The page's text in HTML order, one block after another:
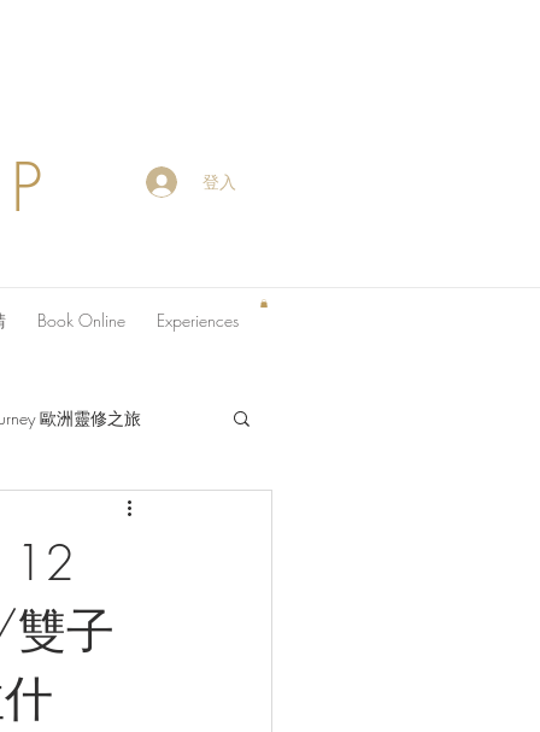
登入
Book Online Experiences
歐洲靈修之旅
12
雙子